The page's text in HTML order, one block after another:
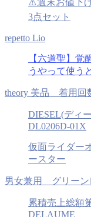
⚠️週末お値下
3点セット
repetto Lio
【六道聖】覚
うやって使う
theory 美品 着用回
DIESEL(ディ
DL0206D-01X
仮面ライダー
ースター
男女兼用 グリーン
累積売上総額
DELAUME